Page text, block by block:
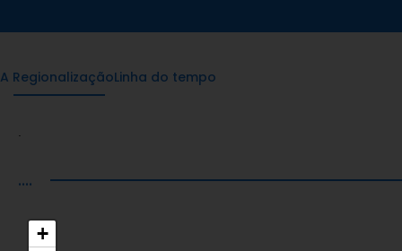
A RegionalizaçãoLinha do tempo
....
+